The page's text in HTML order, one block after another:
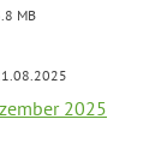
MB
2025